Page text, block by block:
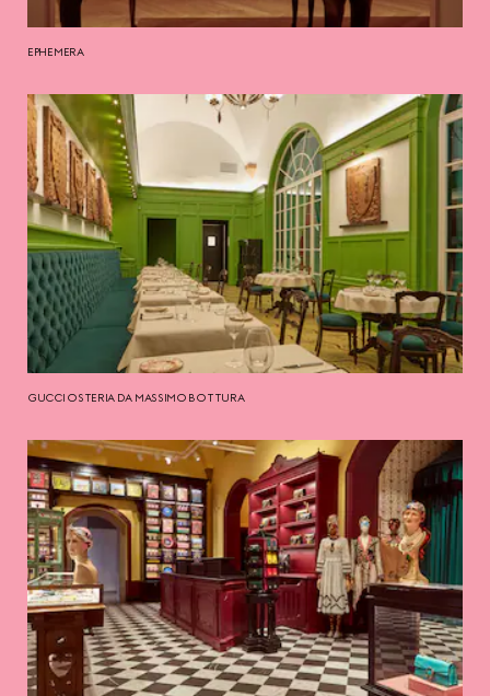
EPHEMERA
GUCCI OSTERIA DA MASSIMO BOTTURA